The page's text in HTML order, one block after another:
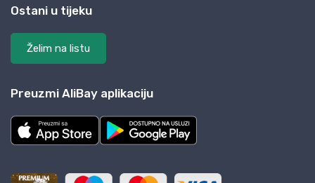
Ostani u tijeku
Želim na listu
Preuzmi AliBay aplikaciju